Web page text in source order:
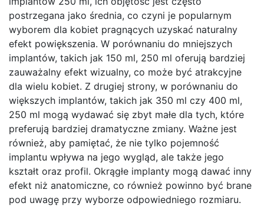
postrzegana jako średnia, co czyni je popularnym
wyborem dla kobiet pragnących uzyskać naturalny
efekt powiększenia. W porównaniu do mniejszych
implantów, takich jak 150 ml, 250 ml oferują bardziej
zauważalny efekt wizualny, co może być atrakcyjne
dla wielu kobiet. Z drugiej strony, w porównaniu do
większych implantów, takich jak 350 ml czy 400 ml,
250 ml mogą wydawać się zbyt małe dla tych, które
preferują bardziej dramatyczne zmiany. Ważne jest
również, aby pamiętać, że nie tylko pojemność
implantu wpływa na jego wygląd, ale także jego
kształt oraz profil. Okrągłe implanty mogą dawać inny
efekt niż anatomiczne, co również powinno być brane
pod uwagę przy wyborze odpowiedniego rozmiaru.